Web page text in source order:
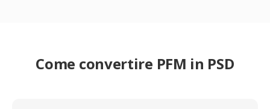
Come convertire PFM in PSD